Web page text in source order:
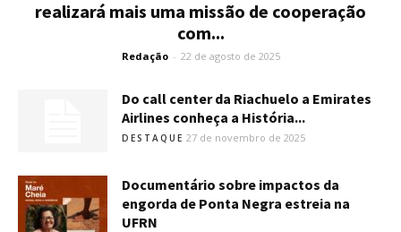
realizará mais uma missão de cooperação
com...
Redação - 22 de agosto de 2025
Do call center da Riachuelo a Emirates
Airlines conheça a História...
DESTAQUE 27 de novembro de 2025
Documentário sobre impactos da
engorda de Ponta Negra estreia na
UFRN